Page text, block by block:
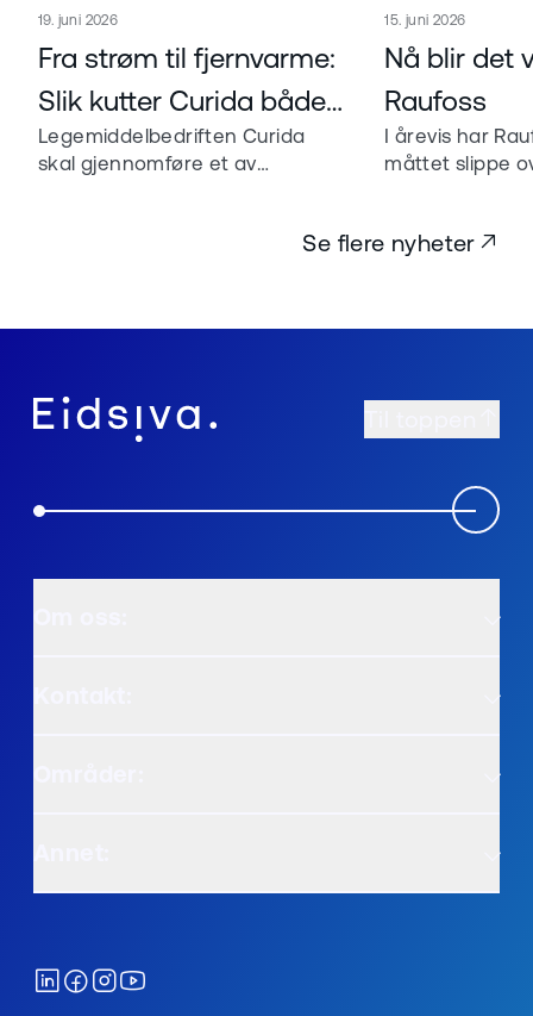
Publisert
19. juni 2026
Les mer om
Fra strøm til fjernvarme:
Slik kutter Curida både
kostnader og
klimaavtrykk
Legemiddelbedriften Curida
skal gjennomføre et av
klimaavtrykk som mer enn
Publisert
15. juni 2026
Les mer om
Nå blir det
Raufoss
I årevis har
måttet slippe
sender
Se flere nyheter